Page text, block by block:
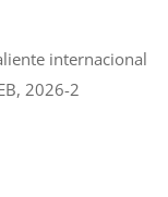
internacional
2026-2